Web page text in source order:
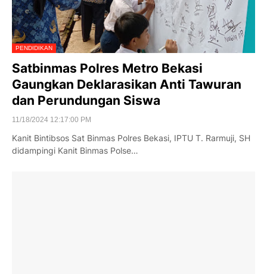
PENDIDIKAN
Satbinmas Polres Metro Bekasi
Gaungkan Deklarasikan Anti Tawuran
dan Perundungan Siswa
11/18/2024 12:17:00 PM
Kanit Bintibsos Sat Binmas Polres Bekasi, IPTU T. Rarmuji, SH
didampingi Kanit Binmas Polse…